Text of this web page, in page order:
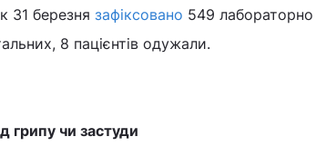
31 березня зафіксовано 549 лабораторно
8 пацієнтів одужали.
грипу чи застуди